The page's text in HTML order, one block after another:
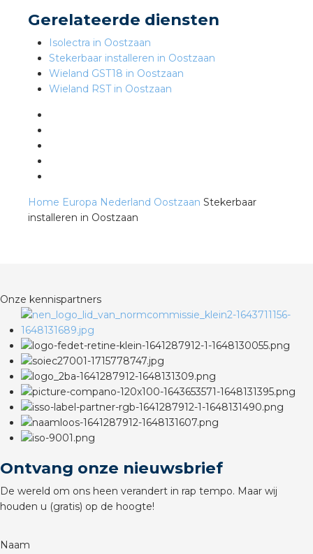
Gerelateerde diensten
Isolectra in Oostzaan
Stekerbaar installeren in Oostzaan
Wieland GST18 in Oostzaan
Wieland RST in Oostzaan
Home Europa Nederland Oostzaan Stekerbaar
installeren in Oostzaan
Onze kennispartners
Ontvang onze nieuwsbrief
De wereld om ons heen verandert in rap tempo. Maar wij
houden u (gratis) op de hoogte!
Naam
waarde